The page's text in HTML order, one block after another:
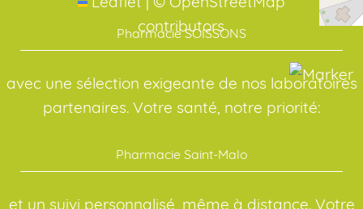
contributors
Pharmacie SOISSONS
avec une sélection exigeante de nos laboratoires
partenaires. Votre santé, notre priorité:
Pharmacie Saint-Malo
et un suivi personnalisé, même à distance. Votre